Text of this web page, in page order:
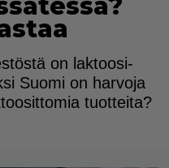
on laktoosi-
Suomi on harvoja
tuotteita?